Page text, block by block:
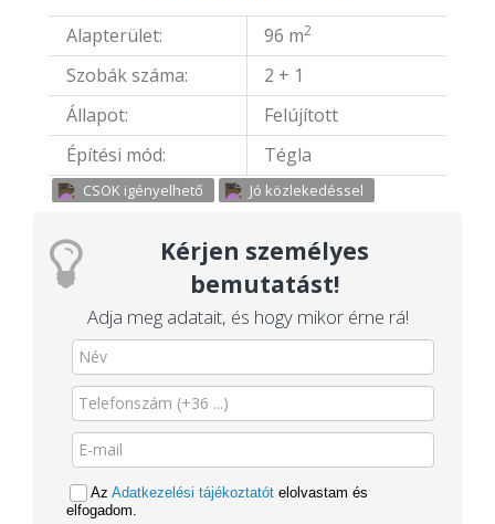
Alapterület: 96 m2
Szobák száma:
2 + 1
Állapot:
Felújított
Építési mód:
Tégla
CSOK igényelhető Jó közlekedéssel
Kérjen személyes
bemutatást!
Adja meg adatait, és hogy mikor érne rá!
Az Adatkezelési tájékoztatót elolvastam és
elfogadom.